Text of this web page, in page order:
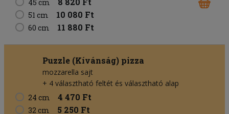
45 cm
51 cm 10 080 Ft
60 cm 11 880 Ft
Puzzle (Kívánság) pizza
mozzarella sajt
+ 4 választható feltét és választható alap
24 cm
4 470 Ft
32 cm 5 250 Ft